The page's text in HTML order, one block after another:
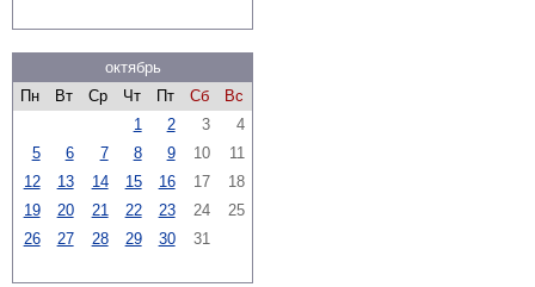
октябрь
Пн
Вт Ср Чт Пт Сб
Вс
1
2 3
4
5
6 7 8 9 10
11
12
13 14 15 16 17
18
19
20 21 22 23 24
25
26
27 28 29 30 31